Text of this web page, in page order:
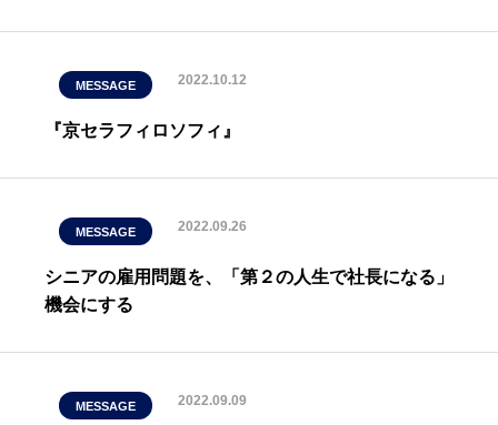
MESSAGE 2022.10.12
『京セラフィロソフィ』
MESSAGE 2022.09.26
シニアの雇用問題を、「第２の人生で社長になる」
機会にする
MESSAGE 2022.09.09